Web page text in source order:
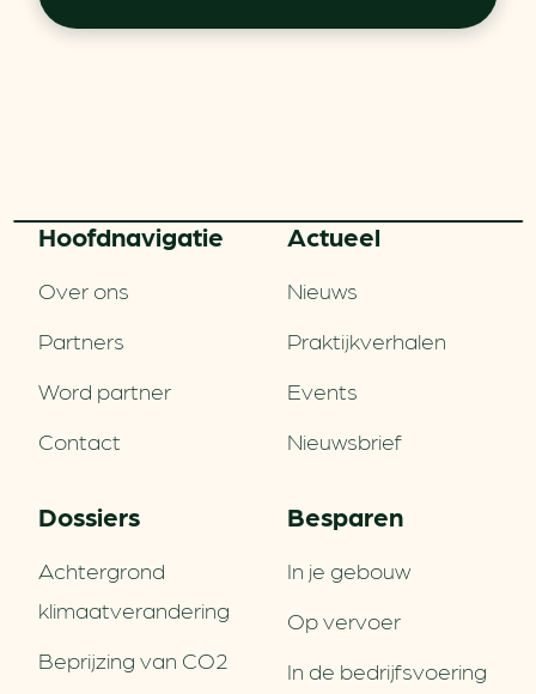
Hoofd­navigatie
Over ons
Partners
Word partner
Contact
Actueel
Nieuws
Praktijkverhalen
Events
Nieuwsbrief
Dossiers
Achtergrond
klimaatverandering
Beprijzing van CO2
Besparen
In je gebouw
Op vervoer
In de bedrijfsvoering